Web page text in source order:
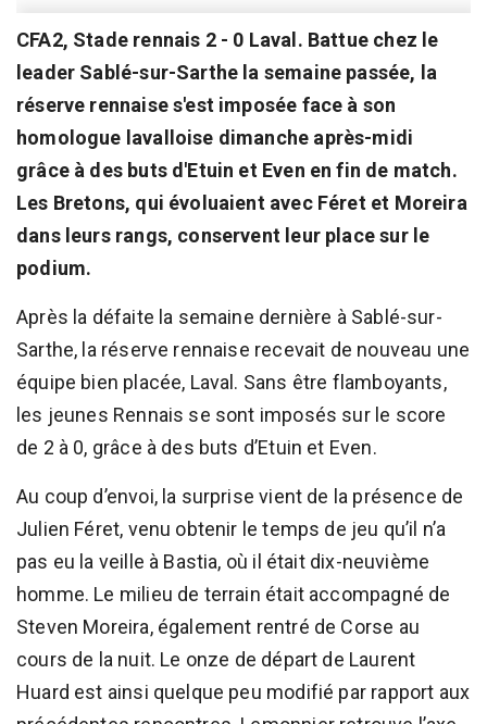
CFA2, Stade rennais 2 - 0 Laval. Battue chez le
leader Sablé-sur-Sarthe la semaine passée, la
réserve rennaise s'est imposée face à son
homologue lavalloise dimanche après-midi
grâce à des buts d'Etuin et Even en fin de match.
Les Bretons, qui évoluaient avec Féret et Moreira
dans leurs rangs, conservent leur place sur le
podium.
Après la défaite la semaine dernière à Sablé-sur-
Sarthe, la réserve rennaise recevait de nouveau une
équipe bien placée, Laval. Sans être flamboyants,
les jeunes Rennais se sont imposés sur le score
de 2 à 0, grâce à des buts d’Etuin et Even.
Au coup d’envoi, la surprise vient de la présence de
Julien Féret, venu obtenir le temps de jeu qu’il n’a
pas eu la veille à Bastia, où il était dix-neuvième
homme. Le milieu de terrain était accompagné de
Steven Moreira, également rentré de Corse au
cours de la nuit. Le onze de départ de Laurent
Huard est ainsi quelque peu modifié par rapport aux